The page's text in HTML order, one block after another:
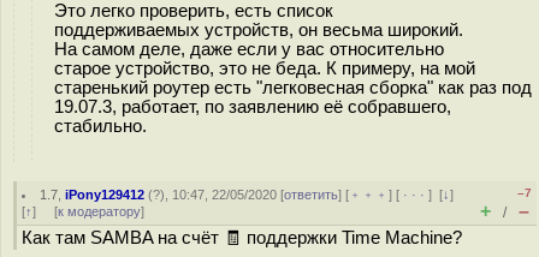
Это легко проверить, есть список
поддерживаемых устройств, он весьма широкий.
На самом деле, даже если у вас относительно
старое устройство, это не беда. К примеру, на мой
старенький роутер есть "легковесная сборка" как раз под
19.07.3, работает, по заявлению её собравшего,
стабильно.
1.7 ,iPony129412 (?), 10:47, 22/05/2020 [ответить] [ ﹢﹢﹢] [ · · ·][↓]
[↑] [к модератору]
–7
+ / –
Как там SAMBA на счёт 🧾 поддержки Time Machine?